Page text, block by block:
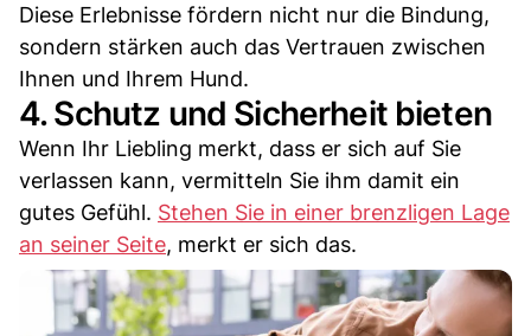
Diese Erlebnisse fördern nicht nur die Bindung,
sondern stärken auch das Vertrauen zwischen
Ihnen und Ihrem Hund.
4. Schutz und Sicherheit bieten
Wenn Ihr Liebling merkt, dass er sich auf Sie
verlassen kann, vermitteln Sie ihm damit ein
gutes Gefühl. Stehen Sie in einer brenzligen Lage
an seiner Seite, merkt er sich das.